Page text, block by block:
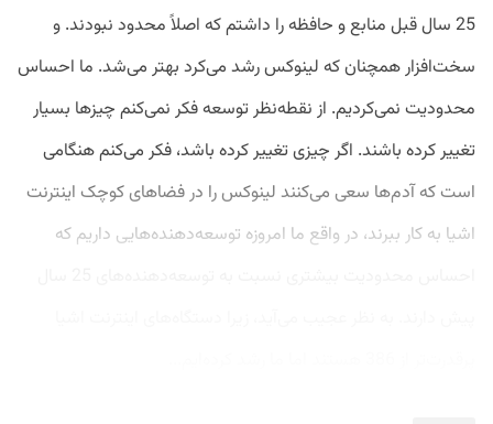
25 سال قبل منابع و حافظه را داشتم که اصلاً محدود نبودند. و
سخت‌افزار همچنان که لینوکس رشد می‌کرد بهتر می‌شد. ما احساس
محدودیت نمی‌کردیم. از نقطه‌نظر توسعه فکر نمی‌کنم چیزها بسیار
تغییر کرده باشند. اگر چیزی تغییر کرده باشد، فکر می‌کنم هنگامی
است که آدم‌ها سعی می‌کنند لینوکس را در فضاهای کوچک اینترنت
اشیا به کار ببرند، در واقع ما امروزه توسعه‌دهنده‌هایی داریم که